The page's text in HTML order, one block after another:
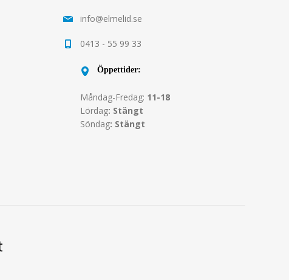
info@elmelid.se
0413 - 55 99 33
Öppettider:
Måndag-Fredag: 11-18
Lördag: Stängt
Söndag: Stängt